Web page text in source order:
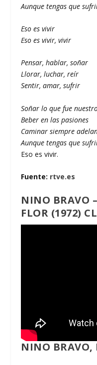
Aunque tengas que
Eso es vivir
Eso es vivir, vivir
Pensar, hablar, soñar
Llorar, luchar, reír
Sentir, amar, sufrir
Soñar lo que fue
Beber en las pasiones
Caminar siempre
Aunque tengas que
Eso es vivir.
Fuente: rtve.es
NINO BRAVO
FLOR (1972)
NINO BRAVO,